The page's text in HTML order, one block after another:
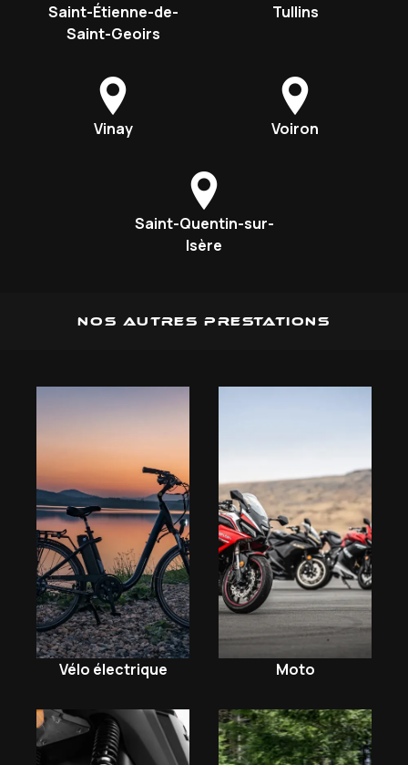
Saint-Étienne-de-
Saint-Geoirs
Tullins
Vinay Voiron
Saint-Quentin-sur-
Isère
Nos autres prestations
Vélo électrique Moto